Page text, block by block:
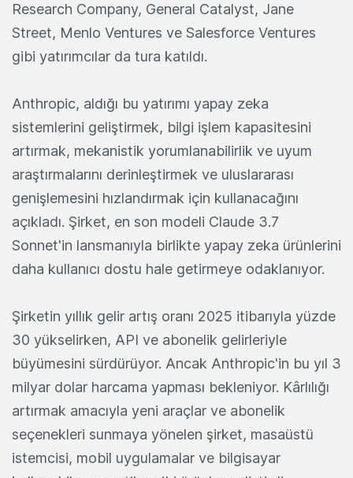
Research Company, General Catalyst, Jane
Street, Menlo Ventures ve Salesforce Ventures
gibi yatırımcılar da tura katıldı.
Anthropic, aldığı bu yatırımı yapay zeka
sistemlerini geliştirmek, bilgi işlem kapasitesini
artırmak, mekanistik yorumlanabilirlik ve uyum
araştırmalarını derinleştirmek ve uluslararası
genişlemesini hızlandırmak için kullanacağını
açıkladı. Şirket, en son modeli Claude 3.7
Sonnet'in lansmanıyla birlikte yapay zeka ürünlerini
daha kullanıcı dostu hale getirmeye odaklanıyor.
Şirketin yıllık gelir artış oranı 2025 itibarıyla yüzde
30 yükselirken, API ve abonelik gelirleriyle
büyümesini sürdürüyor. Ancak Anthropic'in bu yıl 3
milyar dolar harcama yapması bekleniyor. Kârlılığı
artırmak amacıyla yeni araçlar ve abonelik
seçenekleri sunmaya yönelen şirket, masaüstü
istemcisi, mobil uygulamalar ve bilgisayar